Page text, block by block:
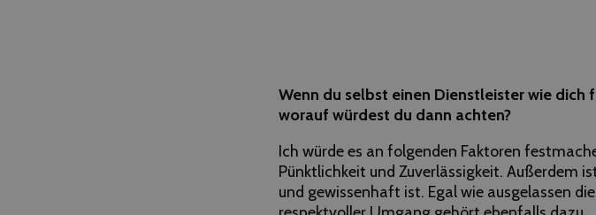
Wenn du selbst einen Dienstleister wie dich
worauf würdest du dann achten?
Ich würde es an folgenden Faktoren
Pünktlichkeit und Zuverlässigkeit. Außerdem
und gewissenhaft ist. Egal wie ausgelassen